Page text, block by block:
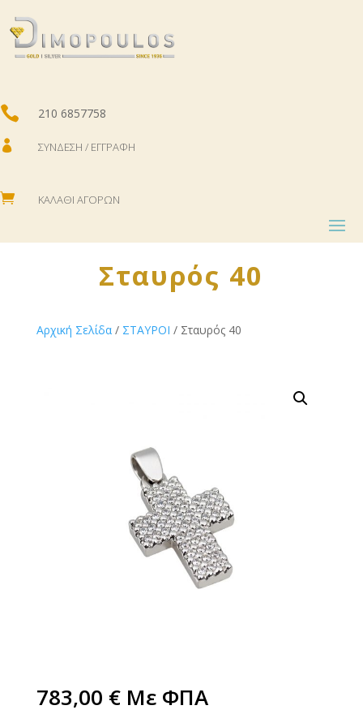
 210 6857758
 ΣΎΝΔΕΣΗ / ΕΓΓΡΑΦΉ
 ΚΑΛΆΘΙ ΑΓΟΡΏΝ
Σταυρός 40
Αρχική Σελίδα/ ΣΤΑΥΡΟΙ / Σταυρός 40
783,00 € Με ΦΠΑ